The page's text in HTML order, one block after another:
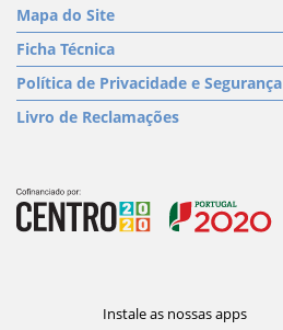
Mapa do Site
Ficha Técnica
Política de Privacidade e Segurança
Livro de Reclamações